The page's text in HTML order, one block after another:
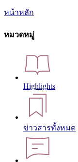
หน้าหลัก
หมวดหมู่
Highlights
ข่าวสารทั้งหมด